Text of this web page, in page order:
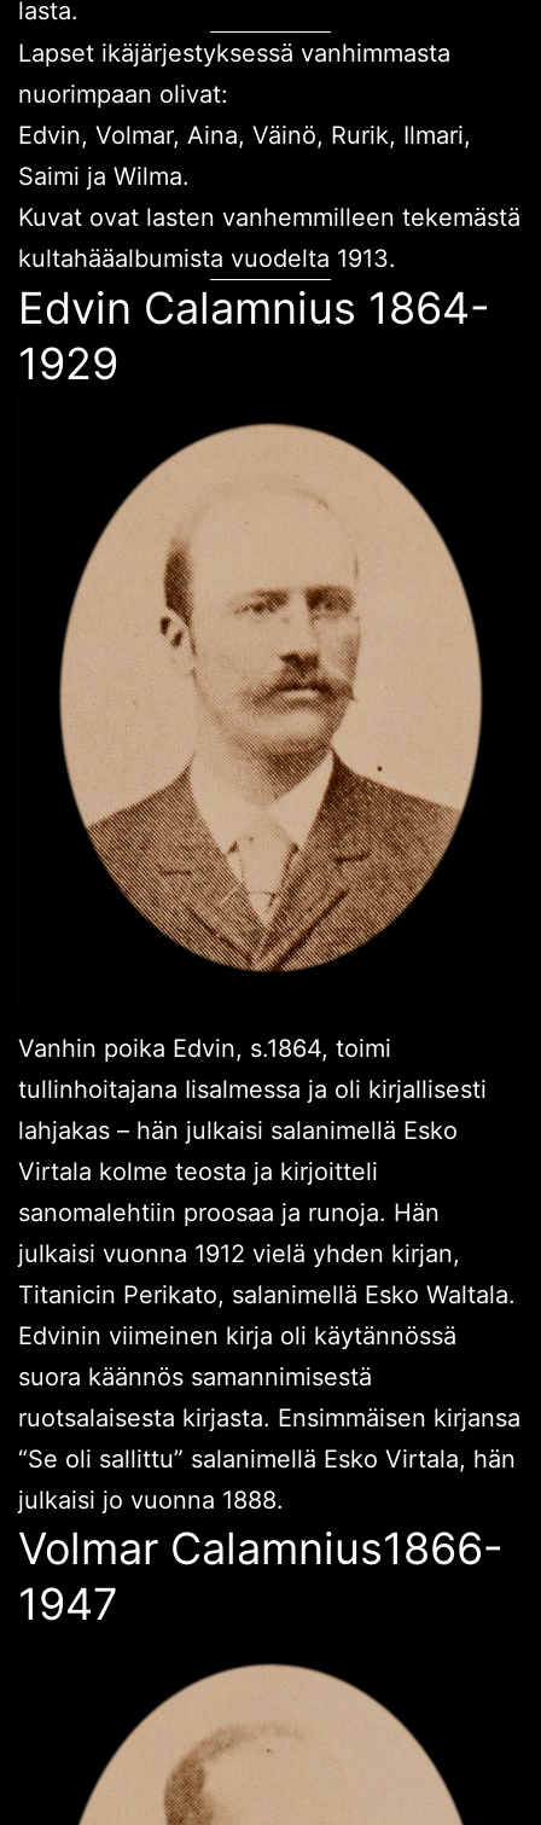
lasta.
Lapset ikäjärjestyksessä vanhimmasta
nuorimpaan olivat:
Edvin, Volmar, Aina, Väinö, Rurik, Ilmari,
Saimi ja Wilma.
Kuvat ovat lasten vanhemmilleen tekemästä
kultahääalbumista vuodelta 1913.
Edvin Calamnius 1864-
1929
Vanhin poika Edvin, s.1864, toimi
tullinhoitajana Iisalmessa ja oli kirjallisesti
lahjakas – hän julkaisi salanimellä Esko
Virtala kolme teosta ja kirjoitteli
sanomalehtiin proosaa ja runoja. Hän
julkaisi vuonna 1912 vielä yhden kirjan,
Titanicin Perikato, salanimellä Esko Waltala.
Edvinin viimeinen kirja oli käytännössä
suora käännös samannimisestä
ruotsalaisesta kirjasta. Ensimmäisen kirjansa
“Se oli sallittu” salanimellä Esko Virtala, hän
julkaisi jo vuonna 1888.
Volmar Calamnius1866-
1947